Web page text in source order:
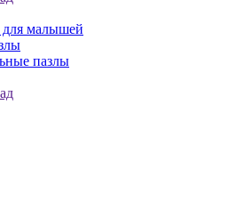
малышей
пазлы